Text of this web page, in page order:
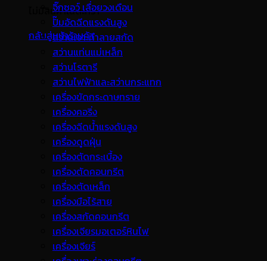
ไม่มีสินค้าในตะกร้า
กลับสู่หน้าร้านค้า
จิ๊กซอว์ เลื่อยวงเดือน
ปั๊มอัดฉีดแรงดันสูง
สว่านเจาะทำลายสกัด
สว่านแท่นแม่เหล็ก
สว่านโรตารี
สว่านไฟฟ้าและสว่านกระแทก
เครื่องขัดกระดาษทราย
เครื่องคอริ่ง
เครื่องฉีดน้ำแรงดันสูง
เครื่องดูดฝุ่น
เครื่องตัดกระเบื้อง
เครื่องตัดคอนกรีต
เครื่องตัดเหล็ก
เครื่องมือไร้สาย
เครื่องสกัดคอนกรีต
เครื่องเจียรมอเตอร์หินไฟ
เครื่องเจียร์